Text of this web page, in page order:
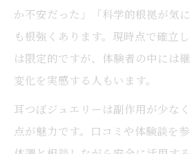
か不安だった」「科学的根拠が気
も根強くあります。現時点で確立
は限定的ですが、体験者の中には
変化を実感する人もいます。
耳つぼジュエリーは副作用が少な
点が魅力です。口コミや体験談を